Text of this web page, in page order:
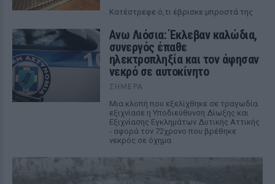
Κατέστρεφε ό,τι έβρισκε μπροστά της
Ανω Λιόσια: Έκλεβαν καλώδια,
συνεργός έπαθε
ηλεκτροπληξία και τον άφησαν
νεκρό σε αυτοκίνητο
ΣΉΜΕΡΑ
Μια κλοπή που εξελίχθηκε σε τραγωδία
εξιχνίασε η Υποδιεύθυνση Δίωξης και
Εξιχνίασης Εγκλημάτων Δυτικής Αττικής
- αφορά τον 72χρονο που βρέθηκε
νεκρός σε όχημα